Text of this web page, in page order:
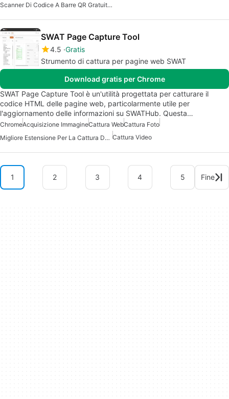
Scanner Di Codice A Barre QR Gratuito Per Windows
SWAT Page Capture Tool
4.5 Gratis
Strumento di cattura per pagine web SWAT
Download gratis per Chrome
SWAT Page Capture Tool è un'utilità progettata per catturare il
codice HTML delle pagine web, particolarmente utile per
l'aggiornamento delle informazioni su SWATHub. Questa…
ChromeAcquisizione ImmagineCattura WebCattura Foto
Migliore Estensione Per La Cattura Dello Schermo Per Chrome Cattura Video
1 2 3 4 5 Fine